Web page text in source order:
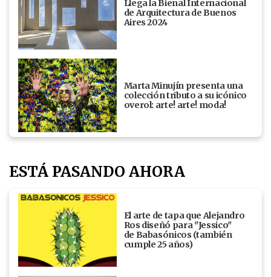
Llega la Bienal Internacional
de Arquitectura de Buenos
Aires 2024
Marta Minujín presenta una
colección tributo a su icónico
overol: arte! arte! moda!
ESTÁ PASANDO AHORA
El arte de tapa que Alejandro
Ros diseñó para "Jessico"
de Babasónicos (también
cumple 25 años)